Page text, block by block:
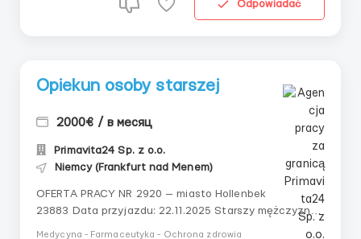
Odpowiadać
Opiekun osoby starszej
2000€ / в месяц
Primavita24 Sp. z o.o.
Niemcy (Frankfurt nad Menem)
OFERTA PRACY NR 2920 — miasto Hollenbek
23883 Data przyjazdu: 22.11.2025 Starszy mężczyzna
Medycyna - Farmaceutyka - Ochrona zdrowia